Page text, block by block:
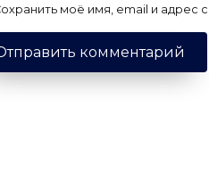
моё имя, email и адрес